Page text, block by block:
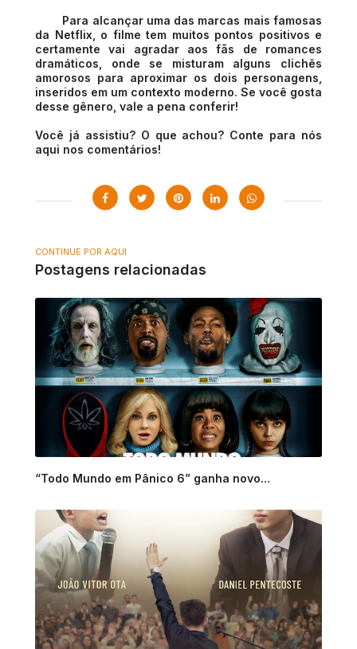
Para alcançar uma das marcas mais famosas
da Netflix, o filme tem muitos pontos positivos e
certamente vai agradar aos fãs de romances
dramáticos, onde se misturam alguns clichês
amorosos para aproximar os dois personagens,
inseridos em um contexto moderno. Se você gosta
desse gênero, vale a pena conferir!
Você já assistiu? O que achou? Conte para nós
aqui nos comentários!
CONTINUE POR AQUI
Postagens relacionadas
“Todo Mundo em Pânico 6” ganha novo...